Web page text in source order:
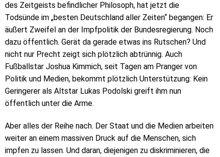
des Zeitgeists befindlicher Philosoph, hat jetzt die
Todsünde im „besten Deutschland aller Zeiten“ begangen: Er
äußert Zweifel an der Impfpolitik der Bundesregierung. Noch
dazu öffentlich. Gerät da gerade etwas ins Rutschen? Und
nicht nur Precht zeigt sich plötzlich abtrünnig. Auch
Fußballstar Joshua Kimmich, seit Tagen am Pranger von
Politik und Medien, bekommt plötzlich Unterstützung: Kein
Geringerer als Altstar Lukas Podolski greift ihm nun
öffentlich unter die Arme.
Aber alles der Reihe nach. Der Staat und die Medien arbeiten
weiter an einem massiven Druck auf die Menschen, sich
impfen zu lassen. Und daran, diejenigen zu diskriminieren, die